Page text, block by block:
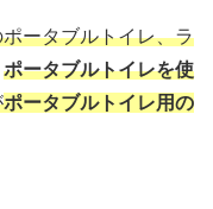
ータブルトイレ、ラ
ポータブルトイレを使
ポータブルトイレ用の